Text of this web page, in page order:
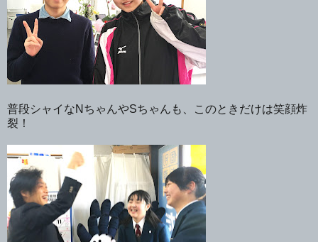
普段シャイなNちゃんやSちゃんも、このときだけは笑顔炸
裂！